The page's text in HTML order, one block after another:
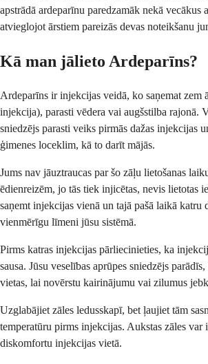
apstrādā ardeparīnu paredzamāk nekā vecākus
atvieglojot ārstiem pareizās devas noteikšanu
Kā man jālieto Ardeparīns?
Ardeparīns ir injekcijas veidā, ko saņemat zem
injekcija), parasti vēdera vai augšstilba rajonā.
sniedzējs parasti veiks pirmās dažas injekcijas
ģimenes loceklim, kā to darīt mājās.
Jums nav jāuztraucas par šo zāļu lietošanas
ēdienreizēm, jo tās tiek injicētas, nevis lietotas
saņemt injekcijas vienā un tajā pašā laikā katru
vienmērīgu līmeni jūsu sistēmā.
Pirms katras injekcijas pārliecinieties, ka
sausa. Jūsu veselības aprūpes sniedzējs
vietas, lai novērstu kairinājumu vai zilumus
Uzglabājiet zāles ledusskapī, bet ļaujiet tām
temperatūru pirms injekcijas. Aukstas zāles var
diskomfortu injekcijas vietā.